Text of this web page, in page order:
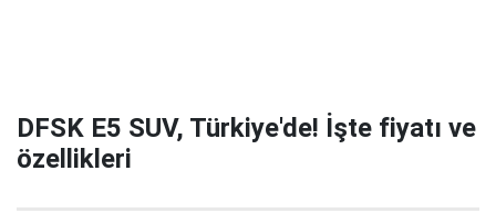
DFSK E5 SUV, Türkiye'de! İşte fiyatı ve
özellikleri